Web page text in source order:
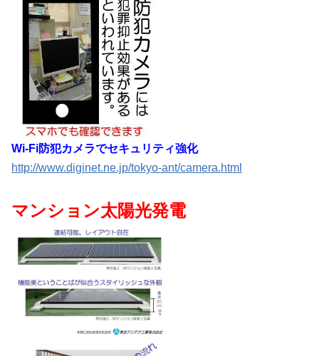
Wi-Fi防犯カメラでセキュリティ強化
http://www.diginet.ne.jp/tokyo-ant/camera.html
マンション太陽光発電